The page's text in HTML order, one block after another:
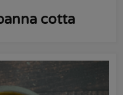
cotta